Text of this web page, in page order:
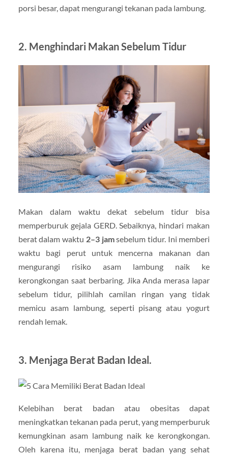
porsi besar, dapat mengurangi tekanan pada lambung.
2. Menghindari Makan Sebelum Tidur
Makan dalam waktu dekat sebelum tidur bisa
memperburuk gejala GERD. Sebaiknya, hindari makan
berat dalam waktu 2–3 jamsebelum tidur. Ini memberi
waktu bagi perut untuk mencerna makanan dan
mengurangi risiko asam lambung naik ke
kerongkongan saat berbaring. Jika Anda merasa lapar
sebelum tidur, pilihlah camilan ringan yang tidak
memicu asam lambung, seperti pisang atau yogurt
rendah lemak.
3. Menjaga Berat Badan Ideal.
Kelebihan berat badan atau obesitas dapat
meningkatkan tekanan pada perut, yang memperburuk
kemungkinan asam lambung naik ke kerongkongan.
Oleh karena itu, menjaga berat badan yang sehat